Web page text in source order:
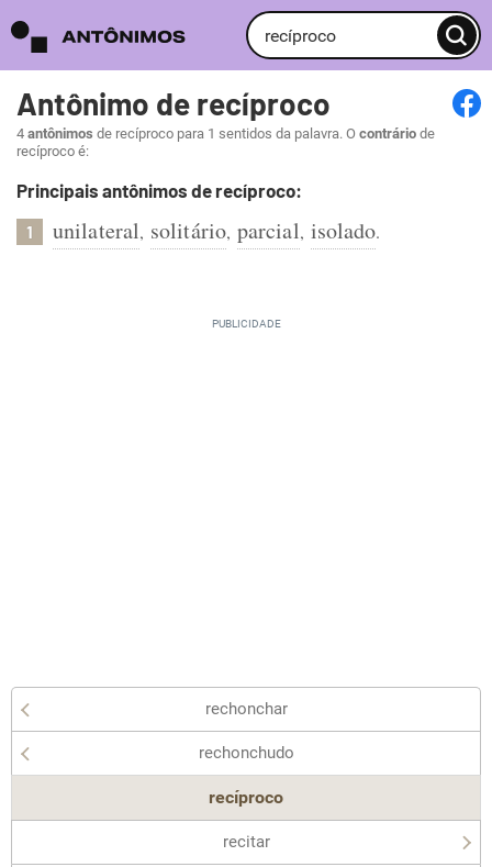
Antônimo de recíproco
4 antônimos de recíproco para 1 sentidos da palavra. O contrário de
recíproco é:
Principais antônimos de recíproco:
1 unilateral, solitário, parcial, isolado.
rechonchar
rechonchudo
recíproco
recitar